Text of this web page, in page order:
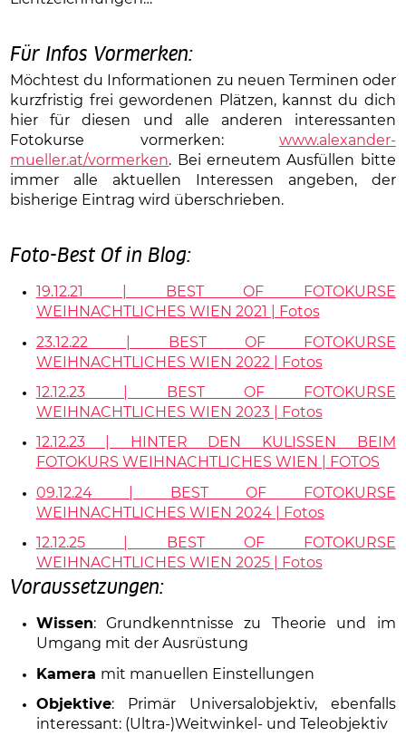
Für Infos Vormerken:
Möchtest du Informationen zu neuen Terminen oder
kurzfristig frei gewordenen Plätzen, kannst du dich
hier für diesen und alle anderen interessanten
Fotokurse vormerken: www.alexander-
mueller.at/vormerken. Bei erneutem Ausfüllen bitte
immer alle aktuellen Interessen angeben, der
bisherige Eintrag wird überschrieben.
Foto-Best Of in Blog:
19.12.21 | BEST OF FOTOKURSE
WEIHNACHTLICHES WIEN 2021 | Fotos
23.12.22 | BEST OF FOTOKURSE
WEIHNACHTLICHES WIEN 2022 | Fotos
12.12.23 | BEST OF FOTOKURSE
WEIHNACHTLICHES WIEN 2023 | Fotos
12.12.23 | HINTER DEN KULISSEN BEIM
FOTOKURS WEIHNACHTLICHES WIEN | FOTOS
09.12.24 | BEST OF FOTOKURSE
WEIHNACHTLICHES WIEN 2024 | Fotos
12.12.25 | BEST OF FOTOKURSE
WEIHNACHTLICHES WIEN 2025 | Fotos
Voraussetzungen:
Wissen: Grundkenntnisse zu Theorie und im
Umgang mit der Ausrüstung
Kamera mit manuellen Einstellungen
Objektive: Primär Universalobjektiv, ebenfalls
interessant: (Ultra-)Weitwinkel- und Teleobjektiv